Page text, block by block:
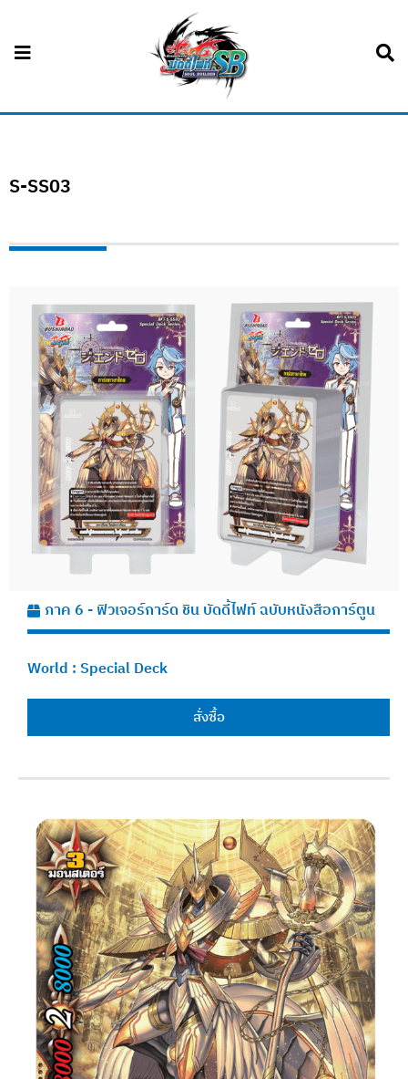
S-SS03
ภาค 6 - ฟิวเจอร์การ์ด ชิน บัดดี้ไฟท์ ฉบับหนังสือการ์ตูน
World :Special Deck
สั่งซื้อ